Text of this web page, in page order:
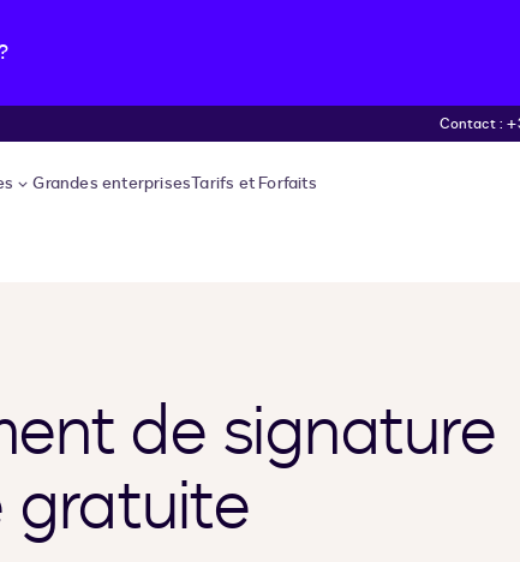
Contact :
Grandes enterprisesTarifs et Forfaits
de signature
gratuite